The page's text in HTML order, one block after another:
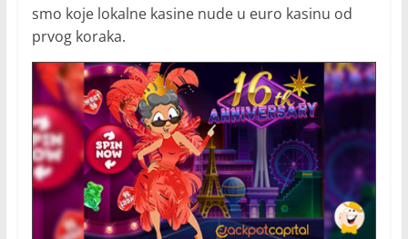
smo koje lokalne kasine nude u euro kasinu od
prvog koraka.